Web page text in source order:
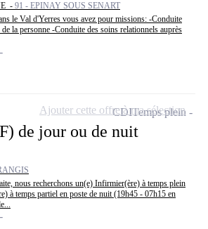
- 91 - EPINAY SOUS SENART
le Val d'Yerres vous avez pour missions: -Conduite
la personne -Conduite des soins relationnels auprès
de jour ou de nuit
nous recherchons un(e) Infirmier(ère) à temps plein
à temps partiel en poste de nuit (19h45 - 07h15 en
CDITemps plein
Ajouter cette offre à ma sélection